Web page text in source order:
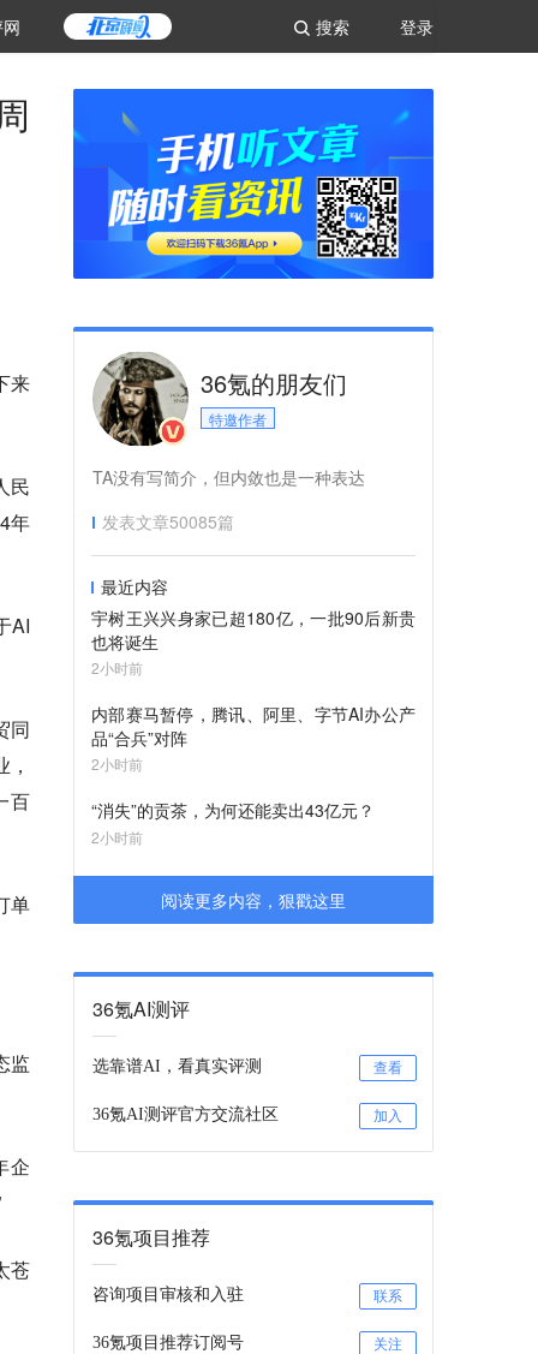
登录
搜索
来
民
年
AI
同
百
单
监
企
苍
36氪的朋友们
特邀作者
TA没有写简介，但内敛也是一种表达
发表文章50085篇
最近内容
宇树王兴兴身家已超180亿，一批90后新贵
也将诞生
2小时前
内部赛马暂停，腾讯、阿里、字节AI办公产
品“合兵”对阵
2小时前
“消失”的贡茶，为何还能卖出43亿元？
2小时前
阅读更多内容，狠戳这里
36氪AI测评
选靠谱AI，看真实评测 查看
36氪AI测评官方交流社区 加入
36氪项目推荐
咨询项目审核和入驻 联系
36氪项目推荐订阅号 关注